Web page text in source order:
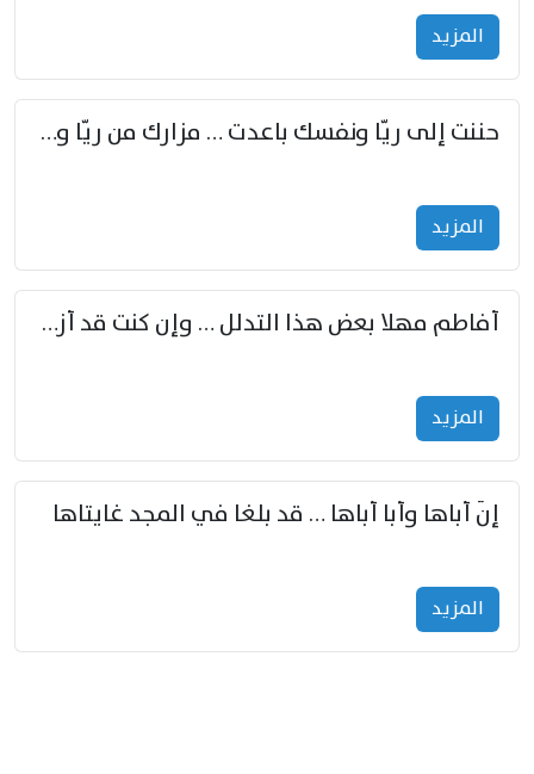
المزید
حننت إلى ريّا ونفسك باعدت … مزارك من ريّا وشعباكما معا
المزید
أفاطم مهلا بعض هذا التدلل … وإن كنت قد أزمعت صرمي فأجملي
المزید
إنّ أباها وأبا أباها … قد بلغا في المجد غايتاها
المزید